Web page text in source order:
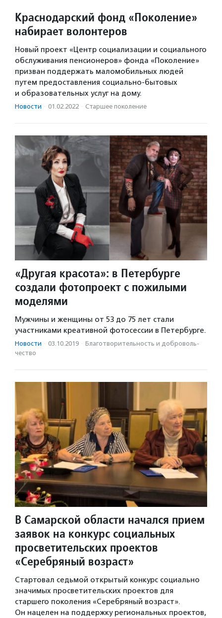
Краснодарский фонд «Поколение»
набирает волонтеров
Новый проект «Центр социализации и социального
обслуживания пенсионеров» фонда «Поколение»
призван поддержать маломобильных людей
путем предоставления социально-бытовых
и образовательных услуг на дому.
Новости · 01.02.2022 · Старшее поколение
«Другая красота»: в Петербурге
создали фотопроект с пожилыми
моделями
Мужчины и женщины от 53 до 75 лет стали
участниками креативной фотосессии в Петербурге.
Новости · 03.10.2019 · Благотвори­тель­ность и доброволь­
чест­во
В Самарской области начался прием
заявок на конкурс социальных
просветительских проектов
«Серебряный возраст»
Стартовал седьмой открытый конкурс социально
значимых просветительских проектов для
старшего поколения «Серебряный возраст».
Он нацелен на поддержку региональных проектов,